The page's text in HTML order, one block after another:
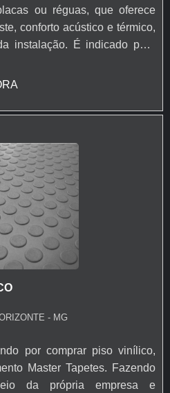
ou réguas, que oferece
conforto acústico e térmico,
instalação. É indicado para
e disponível em diversos
- MG
por comprar piso vinílico,
Master Tapetes. Fazendo
da própria empresa e